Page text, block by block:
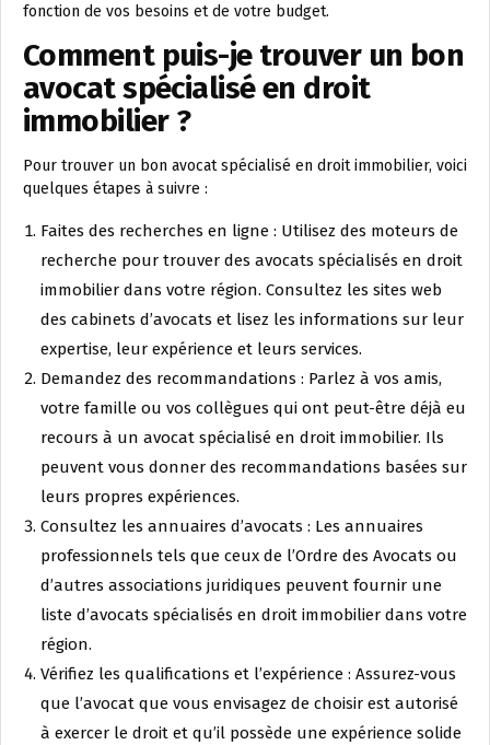
fonction de vos besoins et de votre budget.
Comment puis-je trouver un bon
avocat spécialisé en droit
immobilier ?
Pour trouver un bon avocat spécialisé en droit immobilier, voici
quelques étapes à suivre :
Faites des recherches en ligne : Utilisez des moteurs de
recherche pour trouver des avocats spécialisés en droit
immobilier dans votre région. Consultez les sites web
des cabinets d’avocats et lisez les informations sur leur
expertise, leur expérience et leurs services.
Demandez des recommandations : Parlez à vos amis,
votre famille ou vos collègues qui ont peut-être déjà eu
recours à un avocat spécialisé en droit immobilier. Ils
peuvent vous donner des recommandations basées sur
leurs propres expériences.
Consultez les annuaires d’avocats : Les annuaires
professionnels tels que ceux de l’Ordre des Avocats ou
d’autres associations juridiques peuvent fournir une
liste d’avocats spécialisés en droit immobilier dans votre
région.
Vérifiez les qualifications et l’expérience : Assurez-vous
que l’avocat que vous envisagez de choisir est autorisé
à exercer le droit et qu’il possède une expérience solide